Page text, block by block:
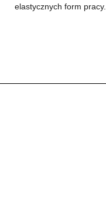
elastycznych form pracy.